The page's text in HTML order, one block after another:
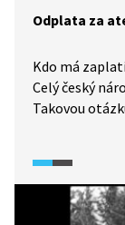
Odplata za
Kdo má
Celý český
Takovou
také zatýkání i